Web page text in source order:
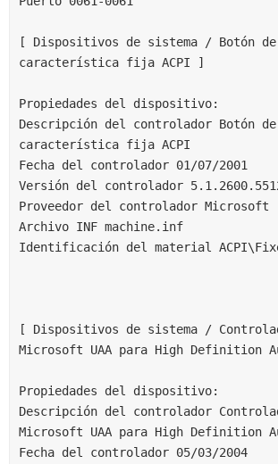
[ Dispositivos de sistema / Botón de
característica fija ACPI ]
Propiedades del dispositivo:
Descripción del controlador Botón de
característica fija ACPI
Fecha del controlador 01/07/2001
Versión del controlador
Proveedor del controlador Microsoft
Archivo INF machine.inf
Identificación del material
[ Dispositivos de sistema /
Microsoft UAA para High Definition
Propiedades del dispositivo:
Descripción del controlador
Microsoft UAA para High Definition
Fecha del controlador 05/03/2004